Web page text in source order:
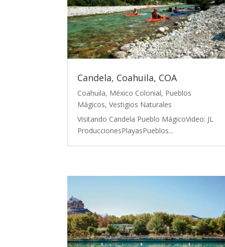
Candela, Coahuila, COA
Coahuila, México Colonial, Pueblos
Mágicos,Vestigios Naturales
Visitando Candela Pueblo MágicoVideo: JL
ProduccionesPlayasPueblos...